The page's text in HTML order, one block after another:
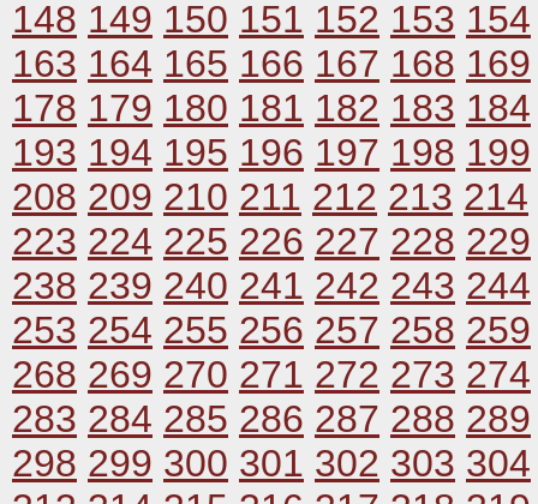
148 149 150 151 152 153 154
163 164 165 166 167 168 169
178 179 180 181 182 183 184
193 194 195 196 197 198 199
208 209 210 211 212 213 214
223 224 225 226 227 228 229
238 239 240 241 242 243 244
253 254 255 256 257 258 259
268 269 270 271 272 273 274
283 284 285 286 287 288 289
298 299 300 301 302 303 304